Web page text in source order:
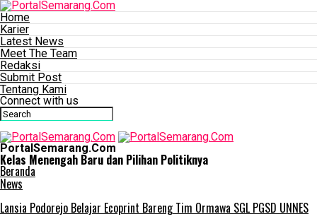
Home
Karier
Latest News
Meet The Team
Redaksi
Submit Post
Tentang Kami
Connect with us
PortalSemarang.Com
Kelas Menengah Baru dan Pilihan Politiknya
Beranda
News
Lansia Podorejo Belajar Ecoprint Bareng Tim Ormawa SGL PGSD UNNES